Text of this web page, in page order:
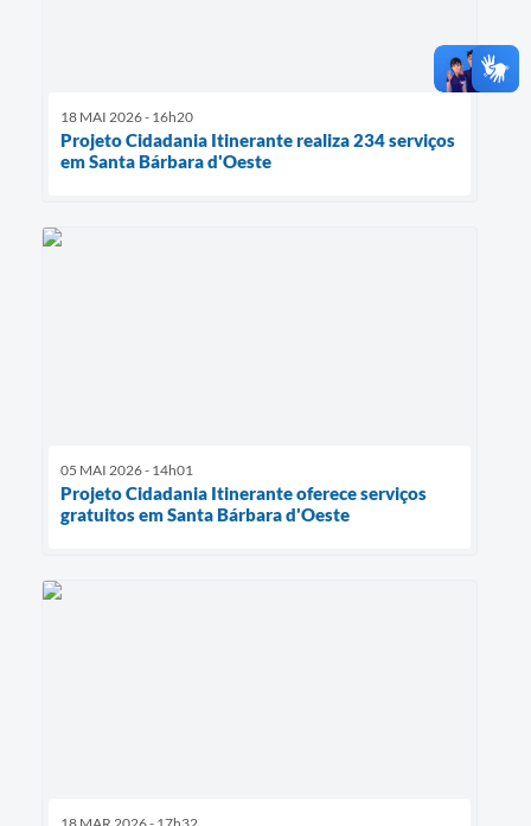
18 MAI 2026 - 16h20
Projeto Cidadania Itinerante realiza 234 serviços
em Santa Bárbara d'Oeste
05 MAI 2026 - 14h01
Projeto Cidadania Itinerante oferece serviços
gratuitos em Santa Bárbara d'Oeste